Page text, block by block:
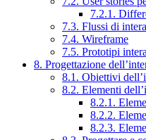
7.2.1.
7.3. Flussi di
7.4. Wireframe
7.5. Prototipi
8. Progettazione
8.1. Obiettivi
8.2. Elementi
8.2.1.
8.2.2.
8.2.3.